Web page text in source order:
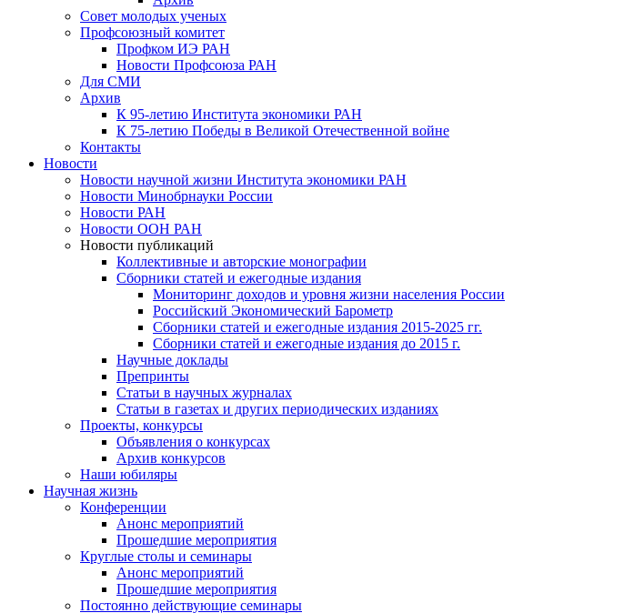
Совет молодых ученых
Профсоюзный комитет
Профком ИЭ РАН
Новости Профсоюза РАН
Для СМИ
Архив
К 95-летию Института экономики РАН
К 75-летию Победы в Великой Отечественной войне
Контакты
Новости
Новости научной жизни Института экономики РАН
Новости Минобрнауки России
Новости РАН
Новости ООН РАН
Новости публикаций
Коллективные и авторские монографии
Сборники статей и ежегодные издания
Мониторинг доходов и уровня жизни населения России
Российский Экономический Барометр
Сборники статей и ежегодные издания 2015-2025 гг.
Сборники статей и ежегодные издания до 2015 г.
Научные доклады
Препринты
Статьи в научных журналах
Статьи в газетах и других периодических изданиях
Проекты, конкурсы
Объявления о конкурсах
Архив конкурсов
Наши юбиляры
Научная жизнь
Конференции
Анонс мероприятий
Прошедшие мероприятия
Круглые столы и семинары
Анонс мероприятий
Прошедшие мероприятия
Постоянно действующие семинары